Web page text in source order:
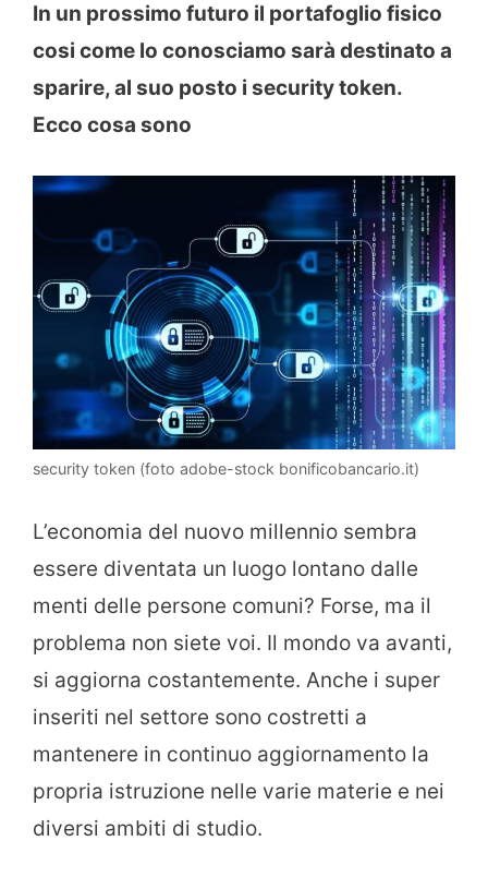
In un prossimo futuro il portafoglio fisico
cosi come lo conosciamo sarà destinato a
sparire, al suo posto i security token.
Ecco cosa sono
security token (foto adobe-stock bonificobancario.it)
L’economia del nuovo millennio sembra
essere diventata un luogo lontano dalle
menti delle persone comuni? Forse, ma il
problema non siete voi. Il mondo va avanti,
si aggiorna costantemente. Anche i super
inseriti nel settore sono costretti a
mantenere in continuo aggiornamento la
propria istruzione nelle varie materie e nei
diversi ambiti di studio.